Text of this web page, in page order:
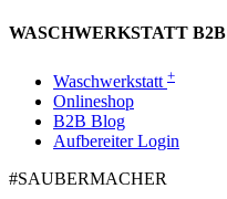
WASCHWERKSTATT B2B
Waschwerkstatt +
Onlineshop
B2B Blog
Aufbereiter Login
#SAUBER­MACHER